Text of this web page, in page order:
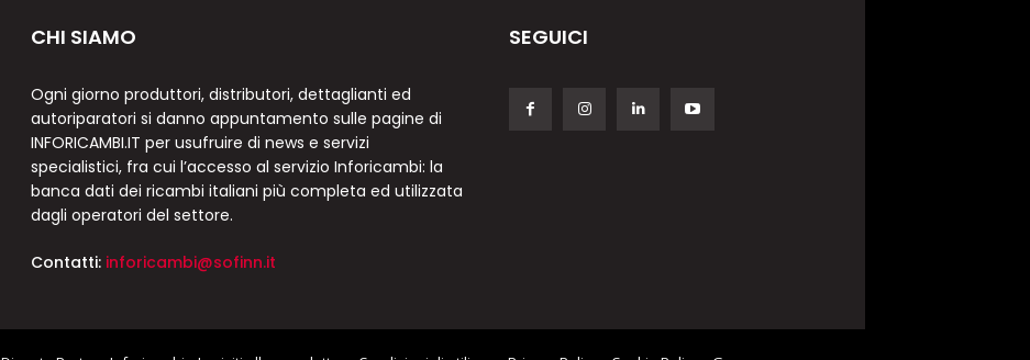
CHI SIAMO
Ogni giorno produttori, distributori, dettaglianti ed
autoriparatori si danno appuntamento sulle pagine di
INFORICAMBI.IT per usufruire di news e servizi
specialistici, fra cui l’accesso al servizio Inforicambi: la
banca dati dei ricambi italiani più completa ed utilizzata
dagli operatori del settore.
Contatti: inforicambi@sofinn.it
SEGUICI